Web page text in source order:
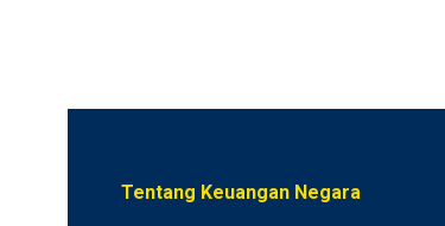
Tentang Keuangan Negara